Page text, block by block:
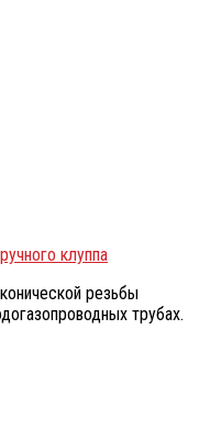
клуппа
резьбы
трубах.